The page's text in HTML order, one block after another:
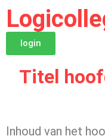
login
Titel
Inhoud